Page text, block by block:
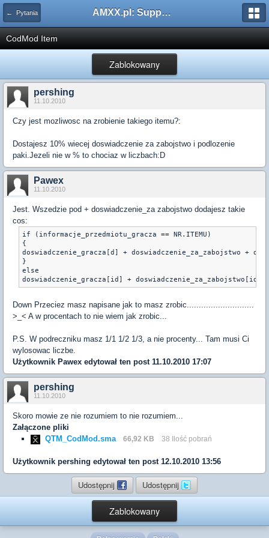
← Pytania AMXX.pl: Support AMX Mod X i SourceMod
CodMod Item
Zablokowany
pershing
11.10.2010
Czy jest mozliwosc na zrobienie takiego itemu?:
Dostajesz 10% wiecej doswiadczenie za zabojstwo i podlozenie
paki.Jezeli nie w % to chociaz w liczbach:D
Pawex
11.10.2010
Jest. Wszedzie pod + doswiadczenie_za zabojstwo dodajesz takie
cos:
if (informacje_przedmiotu_gracza == NR.ITEMU)
{
doswiadczenie_gracza[d] + doswiadczenie_za_zabojstwo +
}
else
doswiadczenie_gracza[id] + doswiadczenie_za_zabojstwo[id]
Down Przeciez masz napisane jak to masz zrobic............................
>_< A w procentach to nie wiem jak zrobic...
P.S. W podreczniku masz 1/1 1/2 1/3, a nie procenty... Tam musi Ci
wylosowac liczbe.
Użytkownik Pawex edytował ten post 11.10.2010 17:07
pershing
11.10.2010
Skoro mowie ze nie rozumiem to nie rozumiem...
Załączone pliki
QTM_CodMod.sma
66,92 KB 38 Ilość pobrań
Użytkownik pershing edytował ten post 12.10.2010 13:56
Udostępnij Udostępnij
Zablokowany